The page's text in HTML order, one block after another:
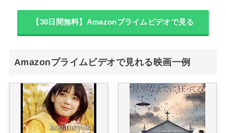
【30日間無料】Amazonプライムビデオで見る
Amazonプライムビデオで見れる映画一例